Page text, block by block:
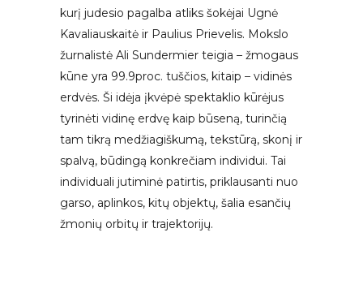
kurį judesio pagalba atliks šokėjai Ugnė
Kavaliauskaitė ir Paulius Prievelis. Mokslo
žurnalistė Ali Sundermier teigia – žmogaus
kūne yra 99.9proc. tuščios, kitaip – vidinės
erdvės. Ši idėja įkvėpė spektaklio kūrėjus
tyrinėti vidinę erdvę kaip būseną, turinčią
tam tikrą medžiagiškumą, tekstūrą, skonį ir
spalvą, būdingą konkrečiam individui. Tai
individuali jutiminė patirtis, priklausanti nuo
garso, aplinkos, kitų objektų, šalia esančių
žmonių orbitų ir trajektorijų.